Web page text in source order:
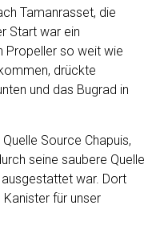
Tamanrasset, die
Start war ein
Propeller so weit wie
drückte
und das Bugrad in
Source Chapuis,
seine saubere Quelle
war. Dort
für unser